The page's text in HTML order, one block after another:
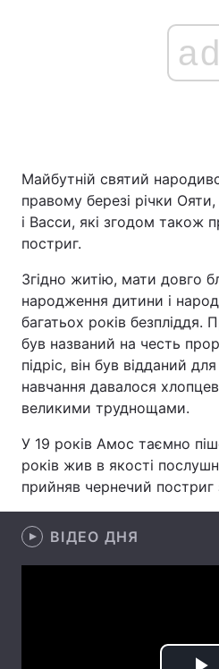
Україна
Економіка
Спорт
Зброя
Цікавинки
ad
Майбутній святий
правому березі річки
і Васси, які згодом також
постриг.
Згідно житію, мати довго
народження дитини і
багатьох років
був названий на честь
підріс, він був відданий
навчання давалося
великими труднощами.
У 19 років Амос таємно
років жив в якості
прийняв чернечий
ВІДЕО ДНЯ